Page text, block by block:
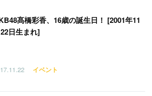
髙橋彩香、16歳の誕生日！ [2001年11
日生まれ]
イベント